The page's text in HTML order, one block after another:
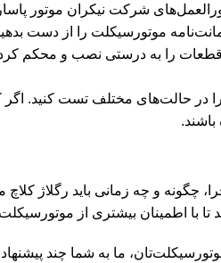
شرکت نیکران موتور
موتورسیکلت را از دست
قطعات را به درستی نصب و محکم
را در حالت‌های مختلف تست کنید.
چگونه و چه زمانی باید رگلاژ
با اطمینان بیشتری از
ما به شما چند